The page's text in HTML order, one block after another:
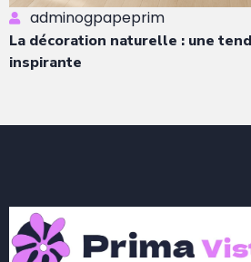
adminogpapeprim
La décoration naturelle : une
inspirante